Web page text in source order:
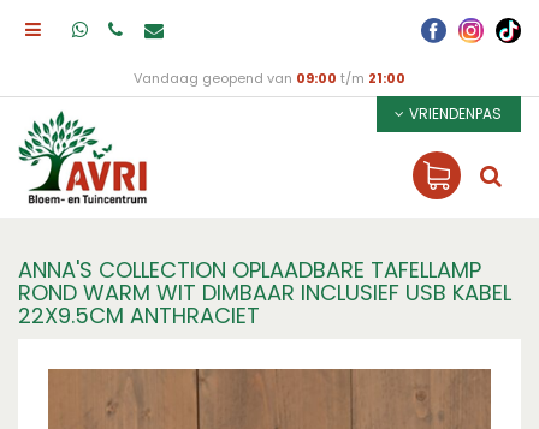
Vandaag geopend van 09:00 t/m 21:00
VRIENDENPAS
ANNA'S COLLECTION OPLAADBARE TAFELLAMP
ROND WARM WIT DIMBAAR INCLUSIEF USB KABEL
22X9.5CM ANTHRACIET